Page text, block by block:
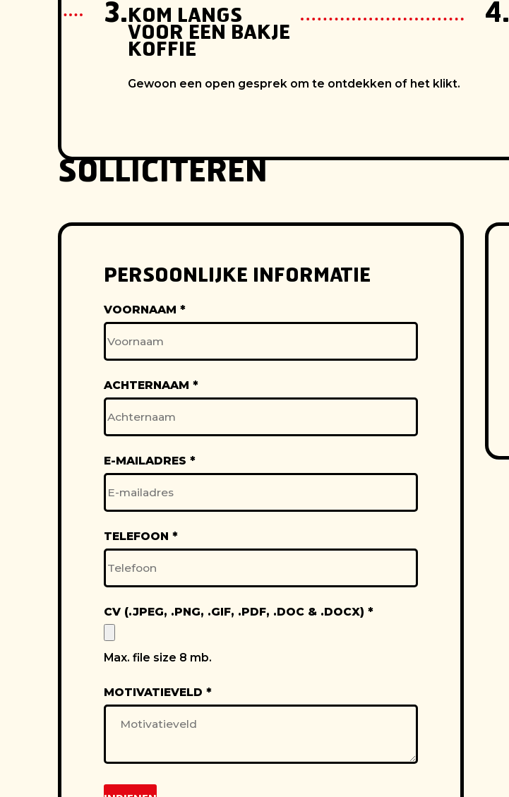
3.KOM LANGS
VOOR EEN BAKJE
KOFFIE
Gewoon een open gesprek om te ontdekken of het klikt.
4.
SOLLICITEREN
PERSOONLIJKE INFORMATIE
VOORNAAM*
ACHTERNAAM*
E-MAILADRES*
TELEFOON*
CV (.JPEG, .PNG, .GIF, .PDF, .DOC & .DOCX)*
Max. file size 8 mb.
MOTIVATIEVELD*